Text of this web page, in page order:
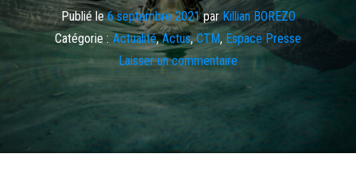
Publié le6 septembre 2021par Killian BOREZO
Catégorie : Actualité,Actus,CTM, Espace Presse
Laisser un commentaire